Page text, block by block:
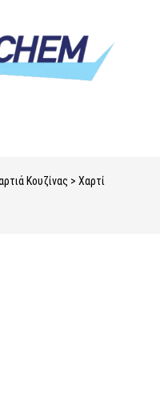
Κουζίνας > Χαρτί